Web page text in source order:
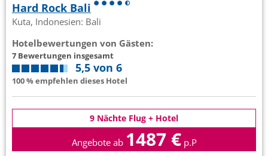
Hard Rock Bali
Kuta, Indonesien: Bali
Hotelbewertungen von Gästen:
7 Bewertungen insgesamt
5,5 von 6
100 % empfehlen dieses Hotel
9 Nächte Flug + Hotel
Angebote ab 1487 € p.P